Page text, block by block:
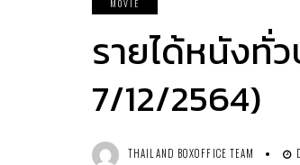
MOVIE
รายได้หนังทั่
7/12/2564)
THAILAND BOXOFFICE TEAM